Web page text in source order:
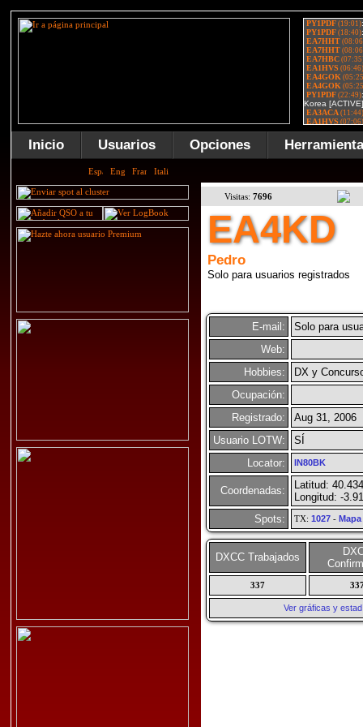
Inicio Usuarios Opciones
Visitas: 7696
EA4KD
Pedro
Solo para usuarios registrados
E-mail:
Solo para
Web:
Hobbies:
DX y
Ocupación:
Registrado:
Aug 31, 2006
Usuario LOTW:
SÍ
Locator:
IN80BK
Coordenadas:
Latitud:
Longitud: -
Spots:
TX: 1027- Mapa
DXCC Trabajados
337
Ver gráficas y